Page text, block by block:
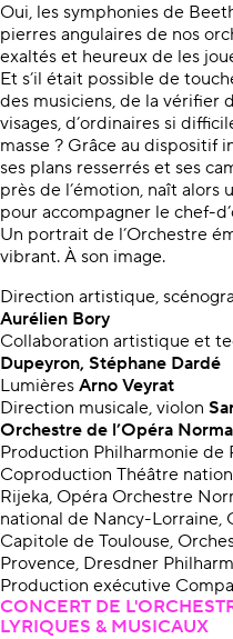
Oui, les symphonies de
pierres angulaires de nos
exaltés et heureux de les
Et s’il était possible de
des musiciens, de la vérifier
visages, d’ordinaires si
masse ? Grâce au dispositif
ses plans resserrés et ses
près de l’émotion, naît
pour accompagner le chef-
Un portrait de l’Orchestre
vibrant. À son image.
Direction artistique,
Aurélien Bory
Collaboration artistique et
Dupeyron, Stéphane Dardé
Lumières Arno Veyrat
Direction musicale, violon
Orchestre de l’Opéra
Production Philharmonie de
Coproduction Théâtre
Rijeka, Opéra Orchestre
national de Nancy-Lorraine,
Capitole de Toulouse,
Provence, Dresdner
Production exécutive
CONCERT DE
LYRIQUES & MUSICAUX